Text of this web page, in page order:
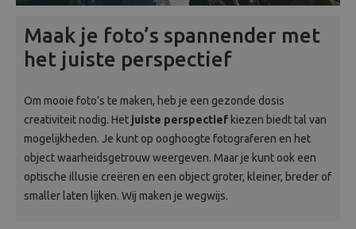
Tassen
Statieven
Beeld en bewerking
Verrekijker
Maak je foto’s spannender met
het juiste perspectief
Om mooie foto’s te maken, heb je een gezonde dosis
creativiteit nodig. Het juiste perspectief kiezen biedt tal van
mogelijkheden. Je kunt op ooghoogte fotograferen en het
object waarheidsgetrouw weergeven. Maar je kunt ook een
optische illusie creëren en een object groter, kleiner, breder of
smaller laten lijken. Wij maken je wegwijs.